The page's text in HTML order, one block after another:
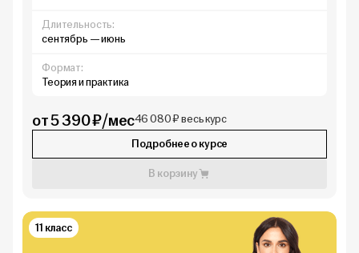
Длительность:
сентябрь — июнь
Формат:
Теория и практика
от 5 390 ₽/мес46 080 ₽ весь курс
Подробнее о курсе
В корзину
11 класс